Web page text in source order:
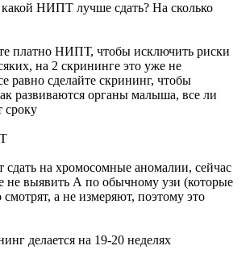
НИПТ лучше сдать? На сколько
платно НИПТ, чтобы исключить риски
на 2 скрининге это уже не
равно сделайте скрининг, чтобы
развиваются органы малыша, все ли
сроку
на хромосомные аномалии, сейчас
не выявить А по обычному узи (которые
а не измеряют, поэтому это
делается на 19-20 неделях